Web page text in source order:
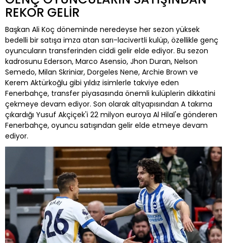
REKOR GELİR
Başkan Ali Koç döneminde neredeyse her sezon yüksek
bedelli bir satışa imza atan sarı-lacivertli kulüp, özellikle genç
oyuncuların transferinden ciddi gelir elde ediyor. Bu sezon
kadrosunu Ederson, Marco Asensio, Jhon Duran, Nelson
Semedo, Milan Skriniar, Dorgeles Nene, Archie Brown ve
Kerem Aktürkoğlu gibi yıldız isimlerle takviye eden
Fenerbahçe, transfer piyasasında önemli kulüplerin dikkatini
çekmeye devam ediyor. Son olarak altyapısından A takıma
çıkardığı Yusuf Akçiçek'i 22 milyon euroya Al Hilal'e gönderen
Fenerbahçe, oyuncu satışından gelir elde etmeye devam
ediyor.